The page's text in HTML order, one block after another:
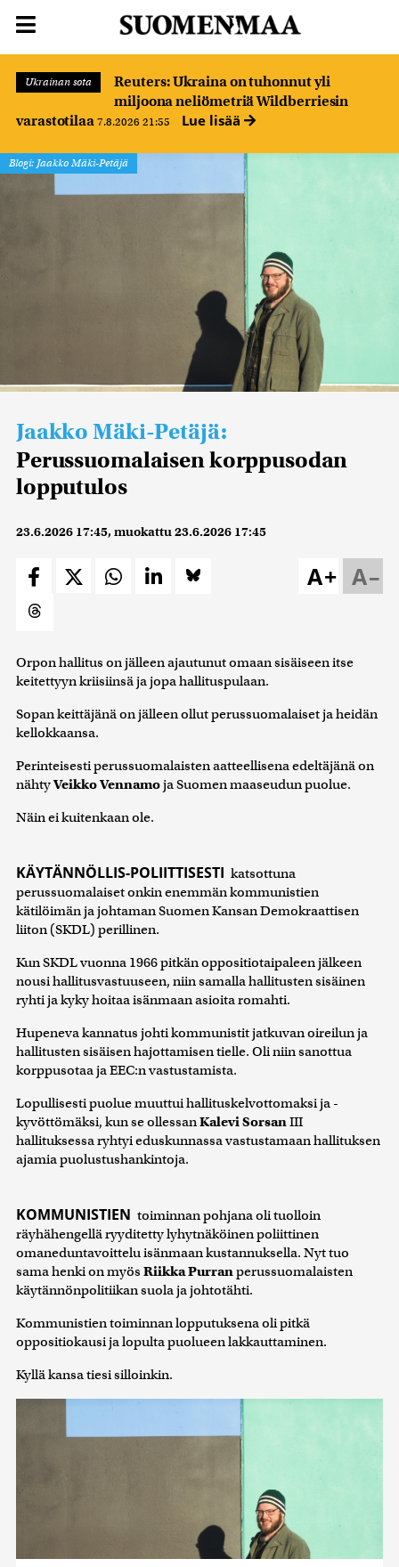
Ukrainan sota
Reuters: Ukraina on tuhonnut yli
miljoona neliömetriä Wildberriesin
varastotilaa 7.8.2026 21:55 Lue lisää
Blogi: Jaakko Mäki-Petäjä
Jaakko Mäki-Petäjä:
Perussuomalaisen korppusodan
lopputulos
23.6.2026 17:45, muokattu23.6.2026 17:45
A–
A+
Orpon hallitus on jälleen ajautunut omaan sisäiseen itse
keitettyyn kriisiinsä ja jopa hallituspulaan.
Sopan keittäjänä on jälleen ollut perussuomalaiset ja heidän
kellokkaansa.
Perinteisesti perussuomalaisten aatteellisena edeltäjänä on
nähtyVeikko Vennamoja Suomen maaseudun puolue.
Näin ei kuitenkaan ole.
KÄYTÄNNÖLLIS-POLIITTISESTI katsottuna
perussuomalaiset onkin enemmän kommunistien
kätilöimän ja johtaman Suomen Kansan Demokraattisen
liiton (SKDL) perillinen.
Kun SKDL vuonna 1966 pitkän oppositiotaipaleen jälkeen
nousi hallitusvastuuseen, niin samalla hallitusten sisäinen
ryhti ja kyky hoitaa isänmaan asioita romahti.
Hupeneva kannatus johti kommunistit jatkuvan oireilun ja
hallitusten sisäisen hajottamisen tielle. Oli niin sanottua
korppusotaa ja EEC:n vastustamista.
Lopullisesti puolue muuttui hallituskelvottomaksi ja -
kyvöttömäksi, kun se ollessanKalevi SorsanIII
hallituksessa ryhtyi eduskunnassa vastustamaan hallituksen
ajamia puolustushankintoja.
KOMMUNISTIEN toiminnan pohjana oli tuolloin
räyhähengellä ryyditetty lyhytnäköinen poliittinen
omaneduntavoittelu isänmaan kustannuksella. Nyt tuo
sama henki on myös Riikka Purranperussuomalaisten
käytännönpolitiikan suola ja johtotähti.
Kommunistien toiminnan lopputuksena oli pitkä
oppositiokausi ja lopulta puolueen lakkauttaminen.
Kyllä kansa tiesi silloinkin.